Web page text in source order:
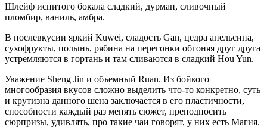
Шлейф испитого бокала сладкий, дурман, сливочный
пломбир, ваниль, амбра.
В послевкусии яркий Kuwei, сладость Gan, цедра апельсина,
сухофрукты, полынь, рябина на перегонки обгоняя друг друга
устремляются в гортань и там сливаются в сладкий Hou Yun.
Уважение Sheng Jin и объемный Ruan. Из бойкого
многообразия вкусов сложно выделить что-то конкретно, суть
и крутизна данного шена заключается в его пластичности,
способности каждый раз менять сюжет, преподносить
сюрпризы, удивлять, про такие чаи говорят, у них есть Магия.